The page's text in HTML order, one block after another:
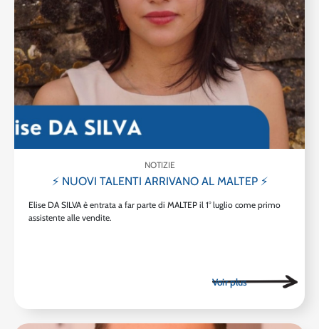
NOTIZIE
⚡ NUOVI TALENTI ARRIVANO AL MALTEP ⚡
Elise DA SILVA è entrata a far parte di MALTEP il 1° luglio come primo
assistente alle vendite.